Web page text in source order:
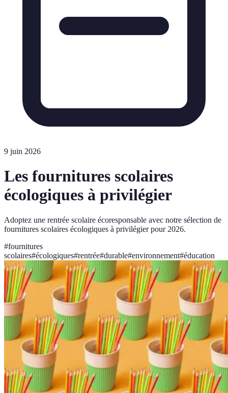
9 juin 2026
Les fournitures scolaires
écologiques à privilégier
Adoptez une rentrée scolaire écoresponsable avec notre sélection de
fournitures scolaires écologiques à privilégier pour 2026.
#fournitures
scolaires#écologiques#rentrée#durable#environnement#éducation